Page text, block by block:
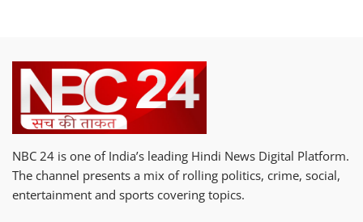
NBC 24 is one of India’s leading Hindi News Digital Platform.
The channel presents a mix of rolling politics, crime, social,
entertainment and sports covering topics.